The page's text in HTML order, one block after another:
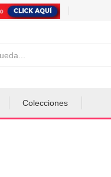
Colecciones